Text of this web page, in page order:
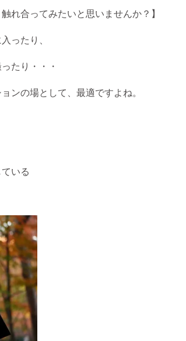
れ合ってみたいと思いませんか？】
ったり、
たり・・・
ンの場として、最適ですよね。
いる